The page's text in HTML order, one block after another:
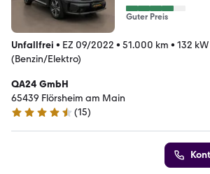
Guter Preis
Unfallfrei • EZ 09/2022 • 51.000 km • 132 kW
(Benzin/Elektro)
QA24 GmbH
65439 Flörsheim am Main
4.3 Sterne
(15)